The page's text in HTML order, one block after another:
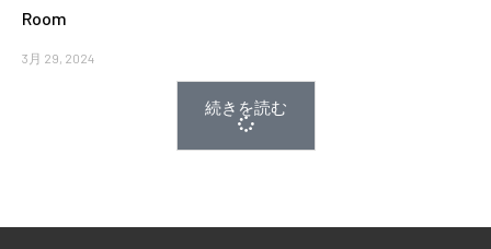
Room
3月 29, 2024
続きを読む